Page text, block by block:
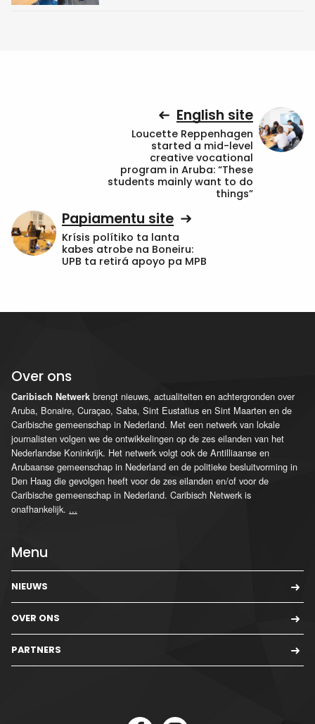
English site
Loucette Reppenhagen
started a mid-level
creative vocational
program in Aruba: “These
students mainly want to do
things”
Papiamentu site
Krísis polítiko ta lanta
kabes atrobe na Boneiru:
UPB ta retirá apoyo pa MPB
Over ons
Caribisch Netwerk brengt nieuws, actualiteiten en achtergronden over
Aruba, Bonaire, Curaçao, Saba, Sint Eustatius en Sint Maarten en de
Caribische gemeenschap in Nederland. Met een netwerk van lokale
journalisten volgen we de ontwikkelingen op de zes eilanden van het
Nederlandse Koninkrijk. Het netwerk volgt ook de Antilliaanse en
Arubaanse gemeenschap in Nederland en de politieke besluitvorming in
Den Haag die gevolgen heeft voor de zes eilanden en/of voor de
Caribische gemeenschap in Nederland. Caribisch Netwerk is
onafhankelijk. ...
Menu
NIEUWS
OVER ONS
PARTNERS